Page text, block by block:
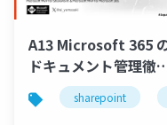
A13 Microsoft 365
ドキュメント管理徹
詳解 - フル機能を使
た高度な管理
sharepoint